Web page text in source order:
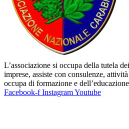
L’associazione si occupa della tutela
imprese, assiste con consulenze,
occupa di formazione e
Facebook-f InstagramYoutube